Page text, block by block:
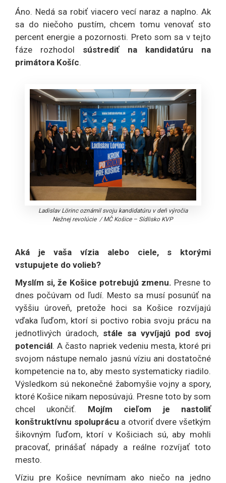
Áno. Nedá sa robiť viacero vecí naraz a naplno. Ak
sa do niečoho pustím, chcem tomu venovať sto
percent energie a pozornosti. Preto som sa v tejto
fáze rozhodol sústrediť na kandidatúru na
primátora Košíc.
Ladislav Lörinc oznámil svoju kandidatúru v deň výročia
Nežnej revolúcie /MČ Košice – Sídlisko KVP
Aká je vaša vízia alebo ciele, s ktorými
vstupujete do volieb?
Myslím si, že Košice potrebujú zmenu. Presne to
dnes počúvam od ľudí. Mesto sa musí posunúť na
vyššiu úroveň, pretože hoci sa Košice rozvíjajú
vďaka ľuďom, ktorí si poctivo robia svoju prácu na
jednotlivých úradoch, stále sa vyvíjajú pod svoj
potenciál. A často napriek vedeniu mesta, ktoré pri
svojom nástupe nemalo jasnú víziu ani dostatočné
kompetencie na to, aby mesto systematicky riadilo.
Výsledkom sú nekonečné žabomyšie vojny a spory,
ktoré Košice nikam neposúvajú. Presne toto by som
chcel ukončiť.
Mojím cieľom je nastoliť
konštruktívnu spoluprácu a otvoriť dvere všetkým
šikovným ľuďom, ktorí v Košiciach sú, aby mohli
pracovať, prinášať nápady a reálne rozvíjať toto
mesto.
Víziu pre Košice nevnímam ako niečo na jedno